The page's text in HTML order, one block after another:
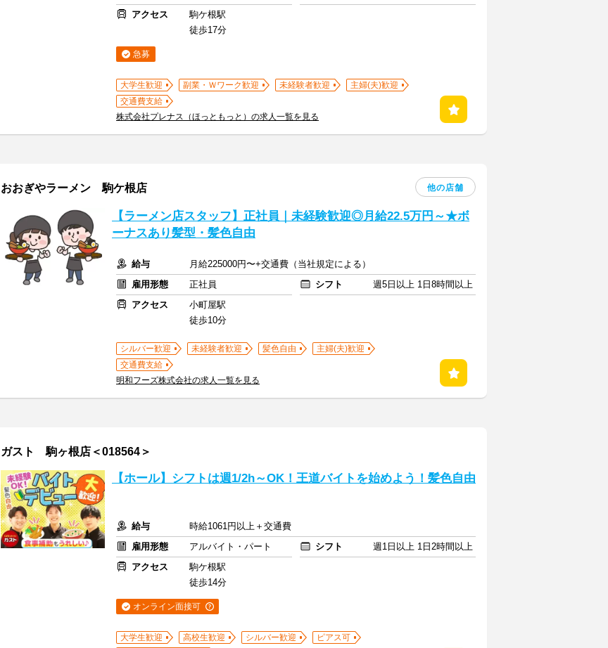
アクセス
駒ケ根駅
徒歩17分
急募
大学生歓迎 副業・Ｗワーク歓迎 未経験者歓迎
主婦(夫)歓迎
交通費支給
株式会社プレナス（ほっともっと）の求人一覧を見る
おおぎやラーメン 駒ケ根店 他の店舗
【ラーメン店スタッフ】正社員｜未経験歓迎◎月給22.5万円～★ボ
ーナスあり髪型・髪色自由
給与
月給225000円〜+交通費（当社規定による）
雇用形態
正社員 シフト
週5日以上 1日8時間以上
アクセス
小町屋駅
徒歩10分
シルバー歓迎 未経験者歓迎 髪色自由
主婦(夫)歓迎
交通費支給
明和フーズ株式会社の求人一覧を見る
ガスト 駒ヶ根店＜018564＞
【ホール】シフトは週1/2h～OK！王道バイトを始めよう！髪色自由
給与
時給1061円以上＋交通費
雇用形態
アルバイト・パート シフト
週1日以上 1日2時間以上
アクセス
駒ケ根駅
徒歩14分
オンライン面接可
大学生歓迎 高校生歓迎 シルバー歓迎
ピアス可